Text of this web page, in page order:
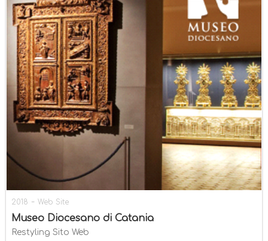
2018 - Web Site
Museo Diocesano di Catania
Restyling Sito Web